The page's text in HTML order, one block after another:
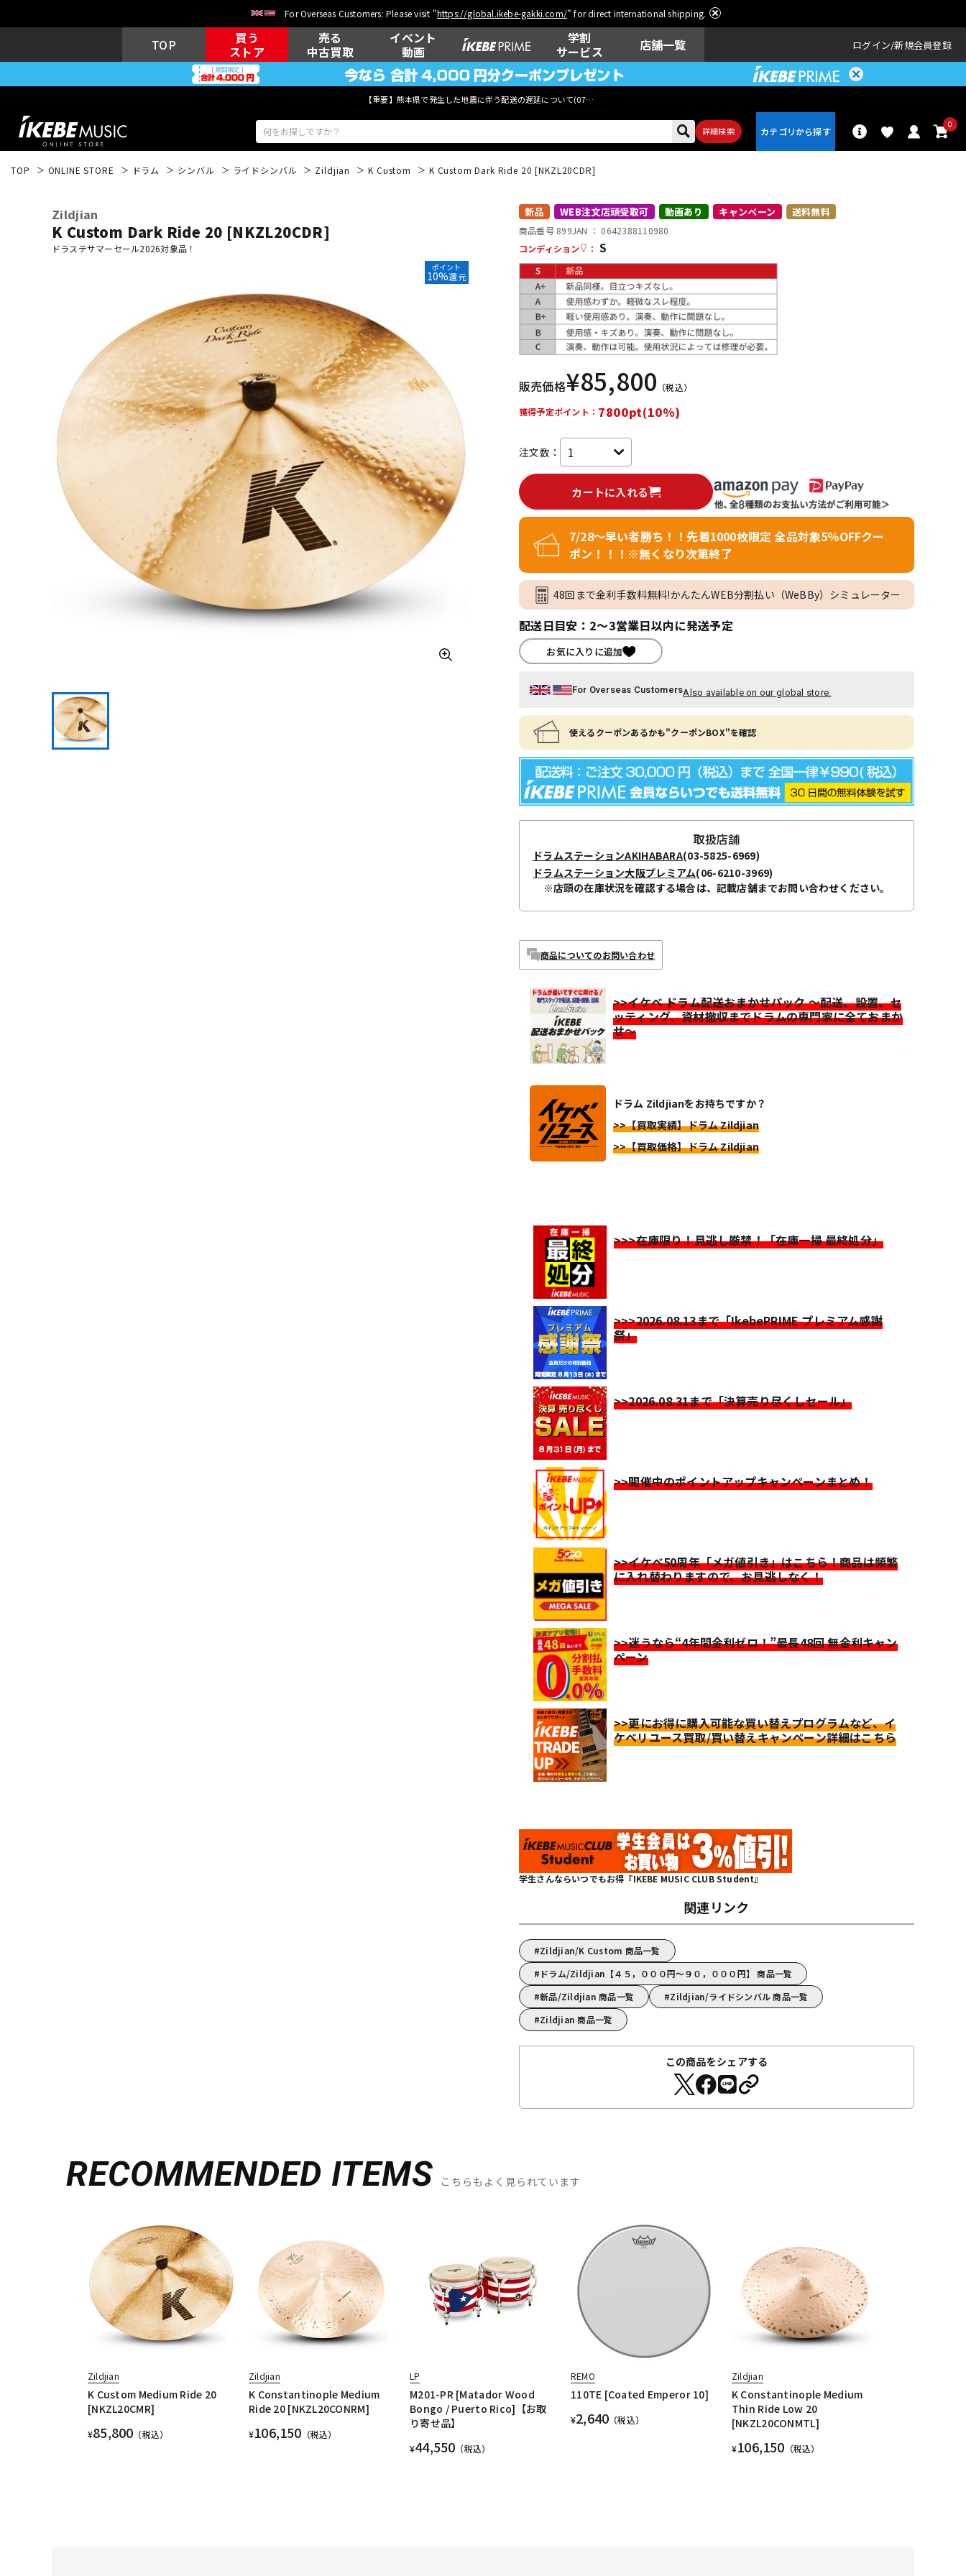
For Overseas Customers: Please visit "https://global.ikebe-gakki.com/" for direct international shipping.
TOP
買う
ストア
売る
中古買取
イベント
動画
学割
サービス
店舗一覧 ログイン 新規会員登録
【重要】熊本県で発生した地震に伴う配送の遅延について(07月29日
詳細検索
0
ウクレレ ドラム ン
管楽器 その他楽器
DJ機器 DTM DTM オンラ
イン納品
レコーディン
グ機器
配信/ライブ
機器
中古 ヴィンテージ
TOP ONLINE STORE ドラム シンバル ライドシンバル Zildjian K Custom K Custom Dark Ride 20 [NKZL20CDR]
Zildjian
K Custom Dark Ride 20 [NKZL20CDR]
ドラステサマーセール2026対象品！
ポイント
10%還元
新品 WEB注文店頭受取可 動画あり キャンペーン 送料無料
商品番号 899JAN ： 0642388110980
コンディション
： S
販売価格¥85,800 （税込）
獲得予定ポイント： 7800pt(10%)
注文数：
カートに入れる
7/28～早い者勝ち！！先着1000枚限定 全品対象5％OFFクー
ポン！！！※無くなり次第終了
48回まで金利手数料無料!かんたんWEB分割払い（WeBBy）シミュレーター
配送日目安：2～3営業日以内に発送予定
お気に入りに追加
For Overseas CustomersAlso available on our global store.
使えるクーポンあるかも"クーポンBOX"を確認
取扱店舗
ドラムステーションAKIHABARA(03-5825-6969)
ドラムステーション大阪プレミアム(06-6210-3969)
※店頭の在庫状況を確認する場合は、記載店舗までお問い合わせください。
商品についてのお問い合わせ
>>イケベ ドラム配送おまかせパック ～配送、設置、セ
ッティング、資材撤収までドラムの専門家に全ておまか
せ～
ドラム Zildjianをお持ちですか？
>>【買取実績】ドラム Zildjian
>>【買取価格】ドラム Zildjian
>>>在庫限り！見逃し厳禁！「在庫一掃 最終処分」
>>>2026.08.13まで「IkebePRIME プレミアム感謝
祭」
>>2026.08.31まで「決算売り尽くしセール」
>>開催中のポイントアップキャンペーンまとめ！
>>イケベ50周年「メガ値引き」はこちら！商品は頻繁
に入れ替わりますので、お見逃しなく！
>>迷うなら“4年間金利ゼロ！”最長48回 無金利キャン
ペーン
>>更にお得に購入可能な買い替えプログラムなど、イ
ケベリユース買取/買い替えキャンペーン詳細はこちら
学生さんならいつでもお得『IKEBE MUSIC CLUB Student』
関連リンク
Zildjian/K Custom 商品一覧
ドラム/Zildjian【４５，０００円～９０，０００円】 商品一覧
新品/Zildjian 商品一覧
Zildjian/ライドシンバル 商品一覧
Zildjian 商品一覧
この商品をシェアする
RECOMMENDED ITEMS こちらもよく見られています
Zildjian
K Custom Medium Ride 20
[NKZL20CMR]
¥85,800 （税込）
Zildjian
K Constantinople Medium
Ride 20 [NKZL20CONRM]
¥106,150 （税込）
LP
M201-PR [Matador Wood
Bongo / Puerto Rico]【お取
り寄せ品】
¥44,550 （税込）
REMO
110TE [Coated Emperor 10]
¥2,640 （税込）
Zildjian
K Constantinople Medium
Thin Ride Low 20
[NKZL20CONMTL]
¥106,150 （税込）